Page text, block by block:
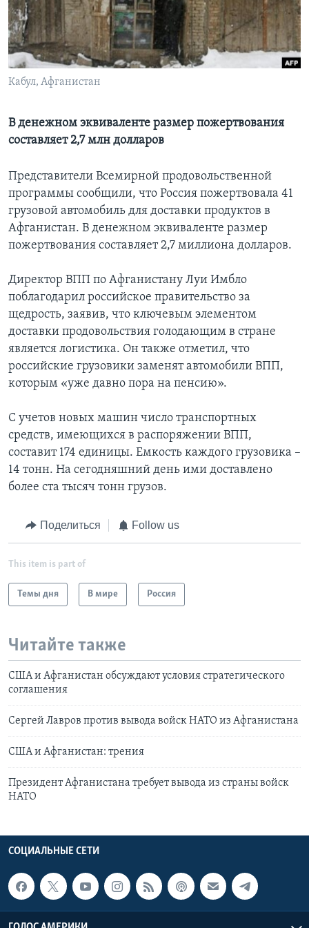
Learning English
СОЦИАЛЬНЫЕ СЕТИ
Языки
Кабул, Афганистан
В денежном эквиваленте размер пожертвования
составляет 2,7 млн долларов
Представители Всемирной продовольственной
программы сообщили, что Россия пожертвовала 41
грузовой автомобиль для доставки продуктов в
Афганистан. В денежном эквиваленте размер
пожертвования составляет 2,7 миллиона долларов.
Директор ВПП по Афганистану Луи Имбло
поблагодарил российское правительство за
щедрость, заявив, что ключевым элементом
доставки продовольствия голодающим в стране
является логистика. Он также отметил, что
российские грузовики заменят автомобили ВПП,
которым «уже давно пора на пенсию».
С учетов новых машин число транспортных
средств, имеющихся в распоряжении ВПП,
составит 174 единицы. Емкость каждого грузовика –
14 тонн. На сегодняшний день ими доставлено
более ста тысяч тонн грузов.
Поделиться Follow us
This item is part of
Темы дня В мире Россия
Читайте также
США и Афганистан обсуждают условия стратегического
соглашения
Сергей Лавров против вывода войск НАТО из Афганистана
США и Афганистан: трения
Президент Афганистана требует вывода из страны войск
НАТО
СОЦИАЛЬНЫЕ СЕТИ